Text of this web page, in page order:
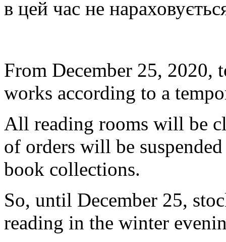
в цей час не
From December 25, 2020,
works according to a
All reading rooms will be
of orders will be
book collections.
So, until December 25,
reading in the winter